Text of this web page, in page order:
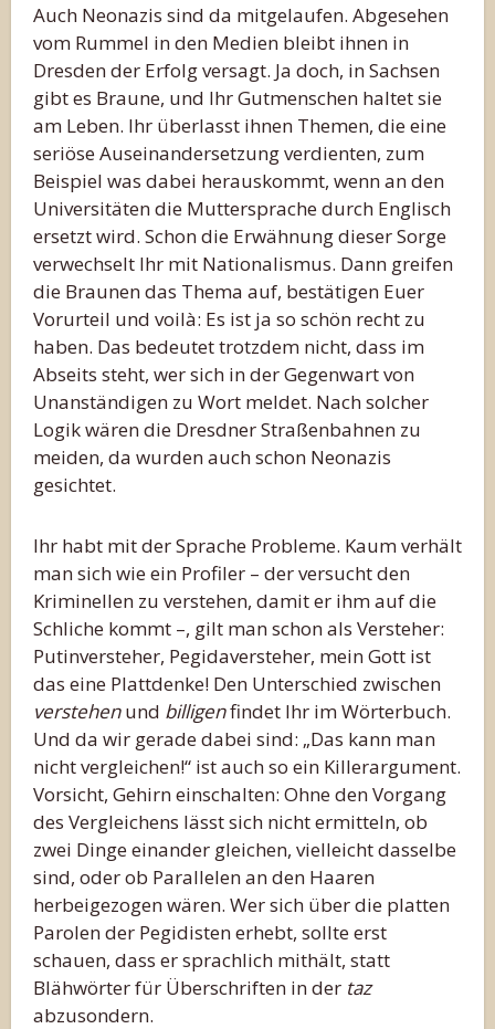
Auch Neonazis sind da mitgelaufen. Abgesehen
vom Rummel in den Medien bleibt ihnen in
Dresden der Erfolg versagt. Ja doch, in Sachsen
gibt es Braune, und Ihr Gutmenschen haltet sie
am Leben. Ihr überlasst ihnen Themen, die eine
seriöse Auseinandersetzung verdienten, zum
Beispiel was dabei herauskommt, wenn an den
Universitäten die Muttersprache durch Englisch
ersetzt wird. Schon die Erwähnung dieser Sorge
verwechselt Ihr mit Nationalismus. Dann greifen
die Braunen das Thema auf, bestätigen Euer
Vorurteil und voilà: Es ist ja so schön recht zu
haben. Das bedeutet trotzdem nicht, dass im
Abseits steht, wer sich in der Gegenwart von
Unanständigen zu Wort meldet. Nach solcher
Logik wären die Dresdner Straßenbahnen zu
meiden, da wurden auch schon Neonazis
gesichtet.
Ihr habt mit der Sprache Probleme. Kaum verhält
man sich wie ein Profiler – der versucht den
Kriminellen zu verstehen, damit er ihm auf die
Schliche kommt –, gilt man schon als Versteher:
Putinversteher, Pegidaversteher, mein Gott ist
das eine Plattdenke! Den Unterschied zwischen
verstehenund billigenfindet Ihr im Wörterbuch.
Und da wir gerade dabei sind: „Das kann man
nicht vergleichen!“ ist auch so ein Killerargument.
Vorsicht, Gehirn einschalten: Ohne den Vorgang
des Vergleichens lässt sich nicht ermitteln, ob
zwei Dinge einander gleichen, vielleicht dasselbe
sind, oder ob Parallelen an den Haaren
herbeigezogen wären. Wer sich über die platten
Parolen der Pegidisten erhebt, sollte erst
schauen, dass er sprachlich mithält, statt
Blähwörter für Überschriften in der taz
abzusondern.